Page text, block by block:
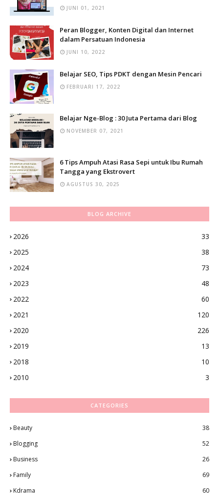
JUNI 01, 2021
Peran Blogger, Konten Digital dan Internet
dalam Persatuan Indonesia
JUNI 10, 2022
Belajar SEO, Tips PDKT dengan Mesin Pencari
FEBRUARI 17, 2022
Belajar Nge-Blog : 30 Juta Pertama dari Blog
NOVEMBER 07, 2021
6 Tips Ampuh Atasi Rasa Sepi untuk Ibu Rumah
Tangga yang Ekstrovert
AGUSTUS 30, 2025
BLOG ARCHIVE
2026
33
2025
38
2024
73
2023
48
2022
60
2021
120
2020
226
2019
13
2018
10
2010
3
CATEGORIES
Beauty
38
Blogging
52
Business
26
Family
69
Kdrama
60